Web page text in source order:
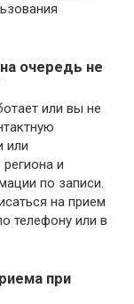
очередь не
или вы не
или
и
по записи.
на прием
телефону или в
при